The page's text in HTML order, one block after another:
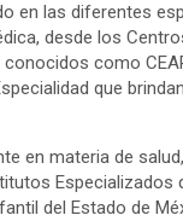
en las diferentes
desde los
como
que
en materia de
Especializados
del Estado de